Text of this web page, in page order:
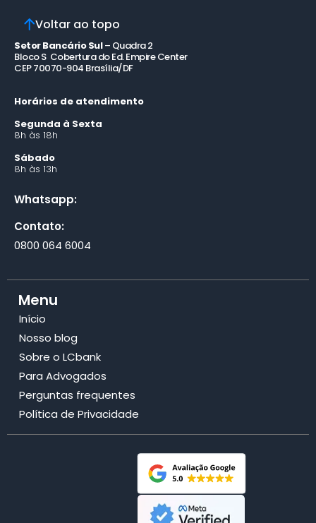
Voltar ao topo
Setor Bancário Sul– Quadra 2
Bloco S Cobertura do Ed. Empire Center
CEP 70070-904 Brasília/DF
Horários de atendimento
Segunda à Sexta
8h às 18h
Sábado
8h às 13h
Whatsapp:
Contato:
0800 064 6004
Menu
Início
Nosso blog
Sobre o LCbank
Para Advogados
Perguntas frequentes
Política de Privacidade